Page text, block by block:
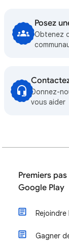
Posez
Obtenez
Donnez-
vous aider
Premiers
Google Play
Gagner